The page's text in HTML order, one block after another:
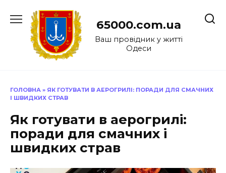
до
65000.com.ua
Ваш провідник у житті
Одеси
ГОЛОВНА » ЯК ГОТУВАТИ В АЕРОГРИЛІ: ПОРАДИ ДЛЯ СМАЧНИХ
І ШВИДКИХ СТРАВ
Як готувати в аерогрилі:
поради для смачних і
швидких страв